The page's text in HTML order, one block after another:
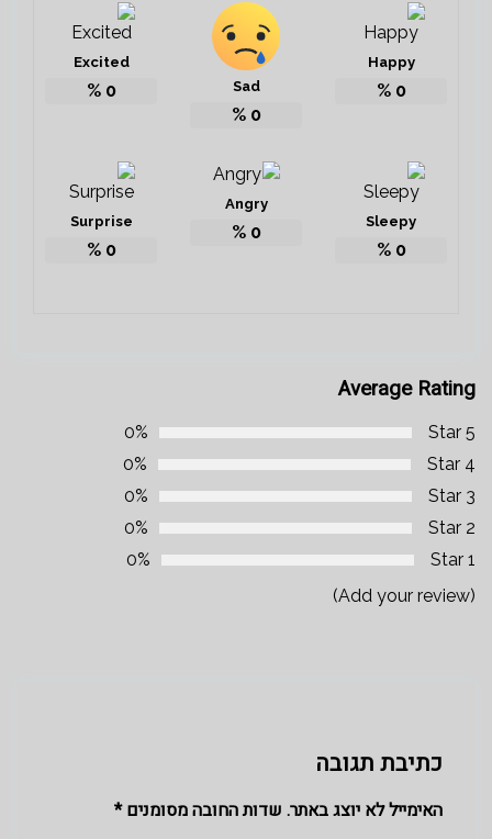
Happy
0
%
Sad
0
%
Excited
0
%
Sleepy
0
%
Angry
0
%
Surprise
0
%
Average Rating
5 Star
0%
4 Star
0%
3 Star
0%
2 Star
0%
1 Star
0%
(Add your review)
כתיבת תגובה
האימייל לא יוצג באתר. שדות החובה מסומנים*